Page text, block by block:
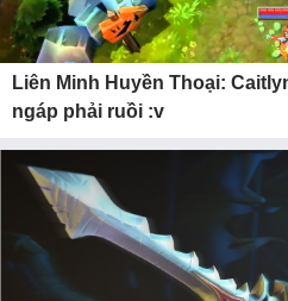
Liên Minh Huyền Thoại:
ngáp phải ruồi :v